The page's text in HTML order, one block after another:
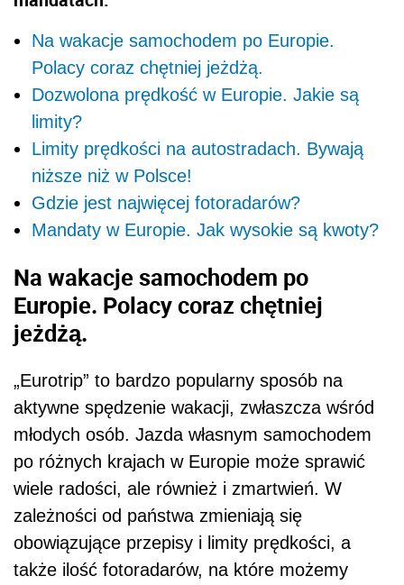
Na wakacje samochodem po Europie.
Polacy coraz chętniej jeżdżą.
Dozwolona prędkość w Europie. Jakie są
limity?
Limity prędkości na autostradach. Bywają
niższe niż w Polsce!
Gdzie jest najwięcej fotoradarów?
Mandaty w Europie. Jak wysokie są kwoty?
Na wakacje samochodem po
Europie. Polacy coraz chętniej
jeżdżą.
„Eurotrip” to bardzo popularny sposób na
aktywne spędzenie wakacji, zwłaszcza wśród
młodych osób. Jazda własnym samochodem
po różnych krajach w Europie może sprawić
wiele radości, ale również i zmartwień. W
zależności od państwa zmieniają się
obowiązujące przepisy i limity prędkości, a
także ilość fotoradarów, na które możemy